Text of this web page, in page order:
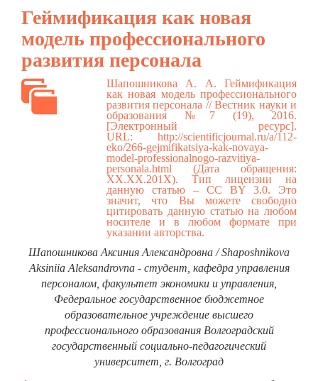
Геймификация как новая
модель профессионального
развития персонала
Шапошникова А. А. Геймификация
как новая модель профессионального
развития персонала // Вестник науки и
образования №7 (19), 2016.
[Электронный ресурс].
URL: http://scientificjournal.ru/a/112-
eko/266-gejmifikatsiya-kak-novaya-
model-professionalnogo-razvitiya-
personala.html (Дата обращения:
ХХ.ХХ.201Х). Тип лицензии на
данную статью – CC BY 3.0. Это
значит, что Вы можете свободно
цитировать данную статью на любом
носителе и в любом формате при
указании авторства.
Шапошникова Аксиния Александровна / Shaposhnikova
Aksiniia Aleksandrovna - студент, кафедра управления
персоналом, факультет экономики и управления,
Федеральное государственное бюджетное
образовательное учреждение высшего
профессионального образования Волгоградский
государственный социально-педагогический
университет, г. Волгоград